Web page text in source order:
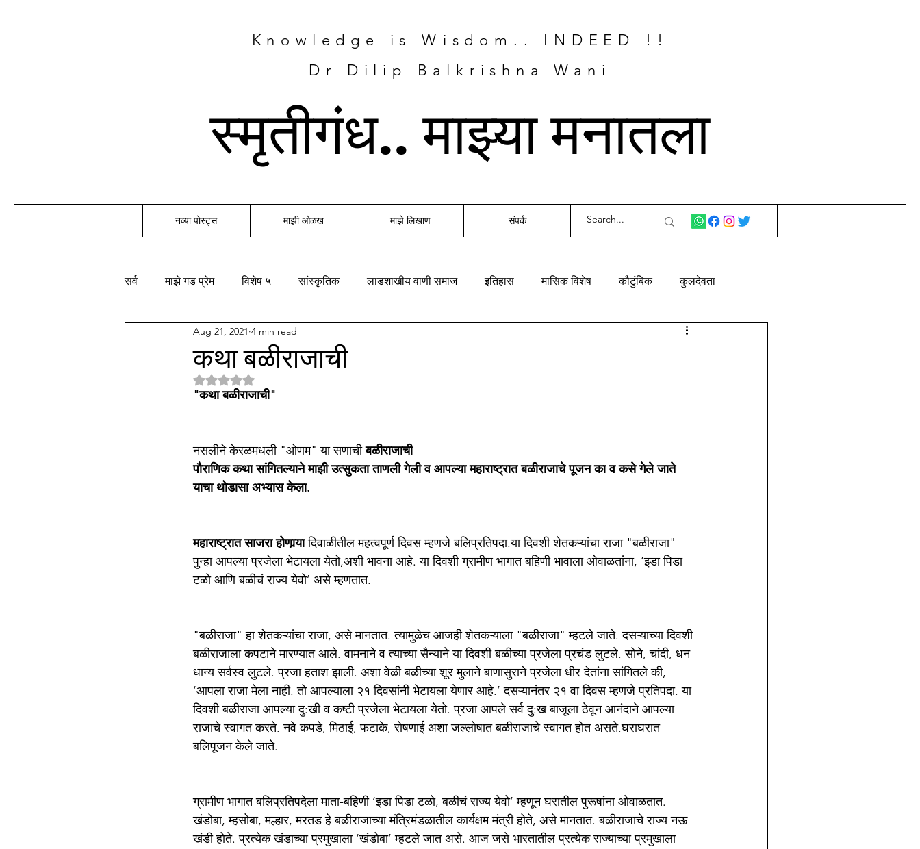
Knowledge is Wisdom.. INDEED !!
Dr Dilip Balkrishna Wani
स्मृतीगंध.. माझ्या मनातला
नव्या पोस्ट्स माझी ओळख माझे लिखाण संपर्क
सर्व माझे गड प्रेम विशेष ५ सांस्कृतिक लाडशाखीय वाणी समाज इतिहास मासिक विशेष कौटुंबिक कुलदेवता
अन्य वाणी समाज
पॅथाॅलाॅजी प्रॅक्टिस संगीत
कथा बळीराजाची
Aug 21, 2021 4 min read
Rated NaN out of 5 stars.
"कथा बळीराजाची"
नसलीने केरळमधली "ओणम" या सणाची बळीराजाची
पौराणिक कथा सांगितल्याने माझी उत्सुकता ताणली गेली व आपल्या महाराष्ट्रात बळीराजाचे पूजन का व कसे गेले जाते
याचा थोडासा अभ्यास केला.
महाराष्ट्रात साजरा होणार्‍या दिवाळीतील महत्वपूर्ण दिवस म्हणजे बलिप्रतिपदा.या दिवशी शेतकऱ्यांचा राजा "बळीराजा"
पुन्हा आपल्या प्रजेला भेटायला येतो,अशी भावना आहे. या दिवशी ग्रामीण भागात बहिणी भावाला ओवाळतांना, ‘इडा पिडा
टळो आणि बळीचं राज्य येवो’ असे म्हणतात.
"बळीराजा" हा शेतकऱ्यांचा राजा, असे मानतात. त्यामुळेच आजही शेतकऱ्याला "बळीराजा" म्हटले जाते. दसऱ्याच्या दिवशी
बळीराजाला कपटाने मारण्यात आले. वामनाने व त्याच्या सैन्याने या दिवशी बळीच्या प्रजेला प्रचंड लुटले. सोने, चांदी, धन-
धान्य सर्वस्व लुटले. प्रजा हताश झाली. अशा वेळी बळीच्या शूर मुलाने बाणासुराने प्रजेला धीर देतांना सांगितले की,
‘आपला राजा मेला नाही. तो आपल्याला २१ दिवसांनी भेटायला येणार आहे.’ दसऱ्यानंतर २१ वा दिवस म्हणजे प्रतिपदा. या
दिवशी बळीराजा आपल्या दु:खी व कष्टी प्रजेला भेटायला येतो. प्रजा आपले सर्व दु:ख बाजूला ठेवून आनंदाने आपल्या
राजाचे स्वागत करते. नवे कपडे, मिठाई, फटाके, रोषणाई अशा जल्लोषात बळीराजाचे स्वागत होत असते.घराघरात
बलिपूजन केले जाते.
ग्रामीण भागात बलिप्रतिपदेला माता-बहिणी ‘इडा पिडा टळो, बळीचं राज्य येवो’ म्हणून घरातील पुरूषांना ओवाळतात.
खंडोबा, म्हसोबा, मल्हार, मरतड हे बळीराजाच्या मंत्रिमंडळातील कार्यक्षम मंत्री होते, असे मानतात. बळीराजाचे राज्य नऊ
खंडी होते. प्रत्येक खंडाच्या प्रमुखाला ‘खंडोबा’ म्हटले जात असे. आज जसे भारतातील प्रत्येक राज्याच्या प्रमुखाला